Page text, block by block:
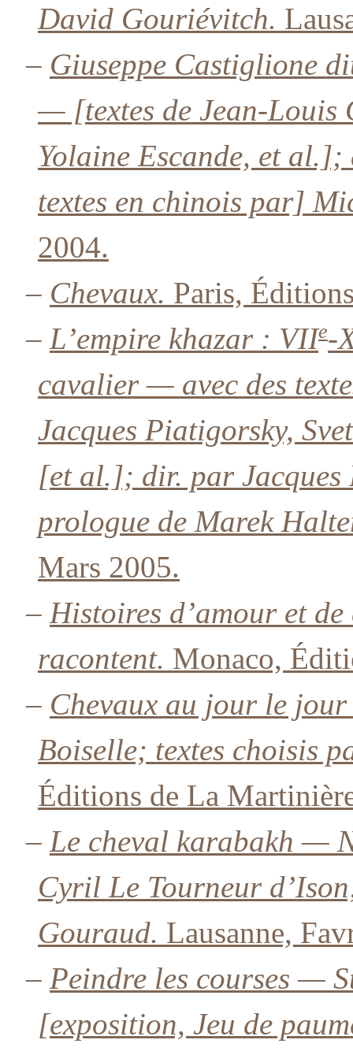
David Gouriévitch.
– Giuseppe Castiglione
— [textes de Jean-Louis
Yolaine Escande, et
textes en chinois par]
2004.
– Chevaux. Paris,
– L’empire khazar : VIIe-
cavalier — avec des
Jacques Piatigorsky,
[et al.]; dir. par Jacques
prologue de Marek
Mars 2005.
– Histoires d’amour et
racontent. Monaco,
– Chevaux au jour le
Boiselle; textes choisis
Éditions de La
– Le cheval karabakh —
Cyril Le Tourneur
Gouraud. Lausanne,
– Peindre les courses —
[exposition, Jeu de